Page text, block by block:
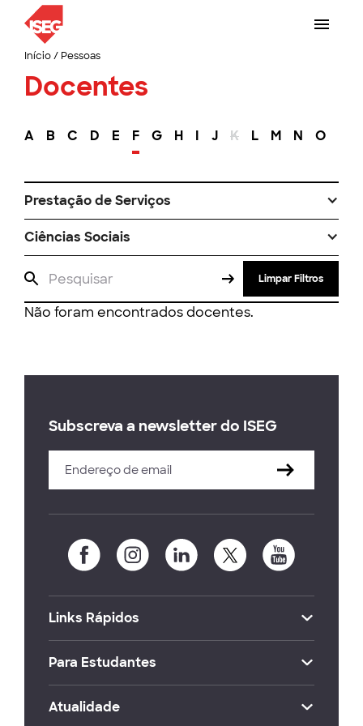
Início/ Pessoas
Docentes
A B C D E F G H I J K L M N O
Prestação de Serviços
Ciências Sociais
Limpar Filtros
Não foram encontrados docentes.
Subscreva a newsletter do ISEG
Links Rápidos
Para Estudantes
Atualidade